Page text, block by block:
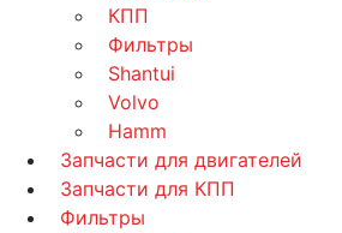
КПП
Фильтры
Shantui
Volvo
Hamm
Запчасти для двигателей
Запчасти для КПП
Фильтры